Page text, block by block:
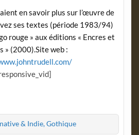
en savoir plus sur l’œuvre de
ses textes (période 1983/94)
rouge » aux éditions « Encres et
» (2000).Site web :
& Indie, Gothique